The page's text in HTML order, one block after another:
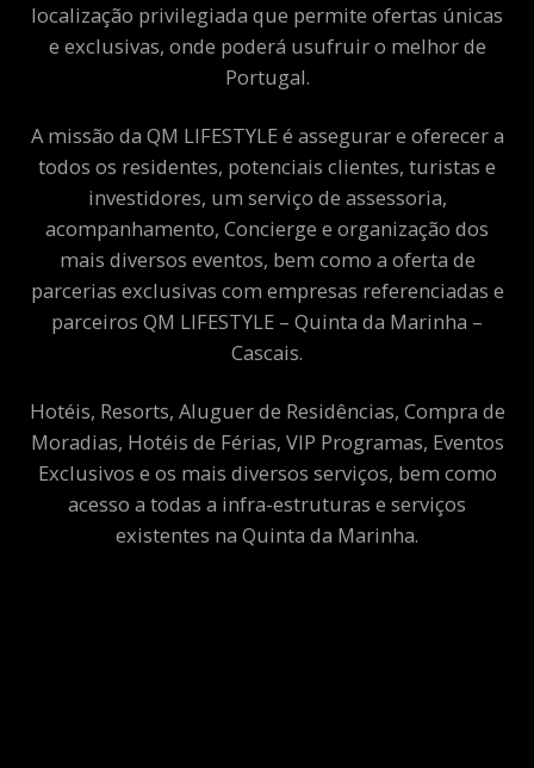
localização privilegiada que permite ofertas únicas
e exclusivas, onde poderá usufruir o melhor de
Portugal.
A missão da QM LIFESTYLE é assegurar e oferecer a
todos os residentes, potenciais clientes, turistas e
investidores, um serviço de assessoria,
acompanhamento, Concierge e organização dos
mais diversos eventos, bem como a oferta de
parcerias exclusivas com empresas referenciadas e
parceiros QM LIFESTYLE – Quinta da Marinha –
Cascais.
Hotéis, Resorts, Aluguer de Residências, Compra de
Moradias, Hotéis de Férias, VIP Programas, Eventos
Exclusivos e os mais diversos serviços, bem como
acesso a todas a infra-estruturas e serviços
existentes na Quinta da Marinha.